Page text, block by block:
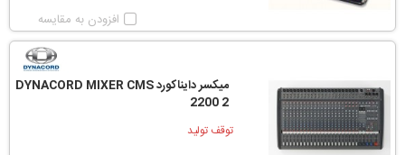
افزودن به مقایسه
میکسر دایناکورد DYNACORD MIXER CMS
2200 2
توقف تولید